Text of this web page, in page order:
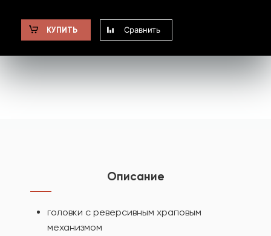
КУПИТЬ Сравнить
Описание
головки с реверсивным храповым
механизмом